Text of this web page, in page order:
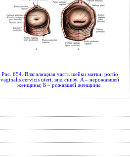
Рис. 654. Влагалищная часть шейки матки, portio
vaginalis cervicis uteri; вид снизу. A – нерожавшей
женщины; Б – рожавшей женщины.